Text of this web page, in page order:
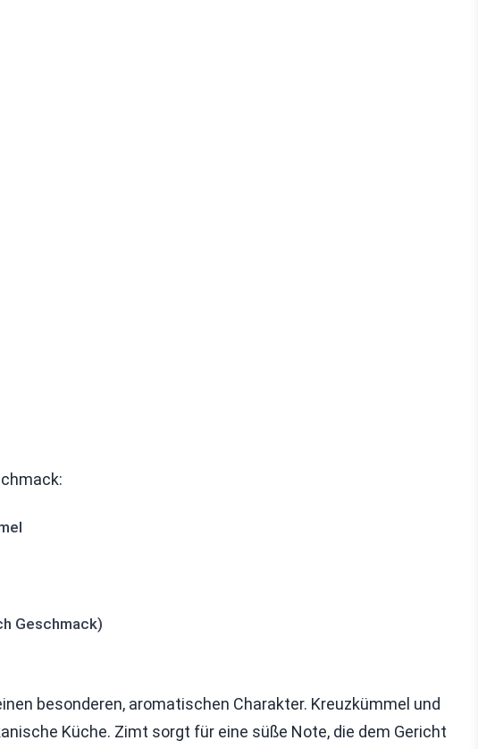
Geschmack)
besonderen, aromatischen Charakter. Kreuzkümmel und
Küche. Zimt sorgt für eine süße Note, die dem Gericht